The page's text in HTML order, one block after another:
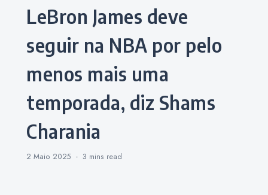
LeBron James deve
seguir na NBA por pelo
menos mais uma
temporada, diz Shams
Charania
2 Maio 2025 3 mins read